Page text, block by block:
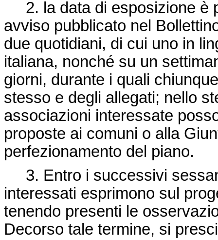
2. la data di esposizione è
avviso pubblicato nel
due quotidiani, di cui uno in
italiana, nonché su un
giorni, durante i quali
stesso e degli allegati; nello
associazioni interessate
proposte ai comuni o alla
perfezionamento del piano.
3. Entro i successivi
interessati esprimono sul
tenendo presenti le
Decorso tale termine, si